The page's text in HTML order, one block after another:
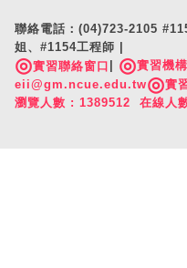
聯絡電話：(04)723-2105
姐、#1154工程師 |
◎實習聯絡窗口 ◎實習機
eii@gm.ncue.edu.tw◎實
瀏覽人數 : 1389512 在線人